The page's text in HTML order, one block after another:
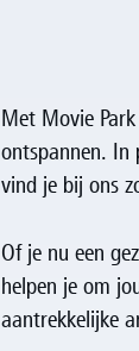
Met Movie
ontspannen. In
vind je bij ons
Of je nu een
helpen je om
aantrekkelijke